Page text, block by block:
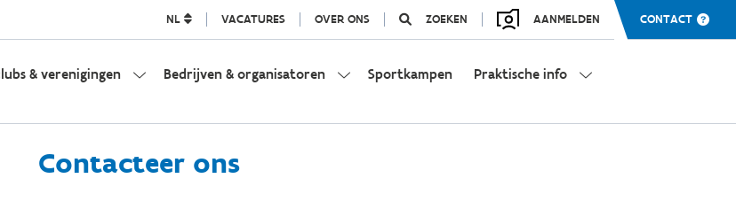
NL VACATURES OVER ONS ZOEKEN AANMELDEN CONTACT
& verenigingen Bedrijven & organisatoren Sportkampen Praktische info
Contacteer ons